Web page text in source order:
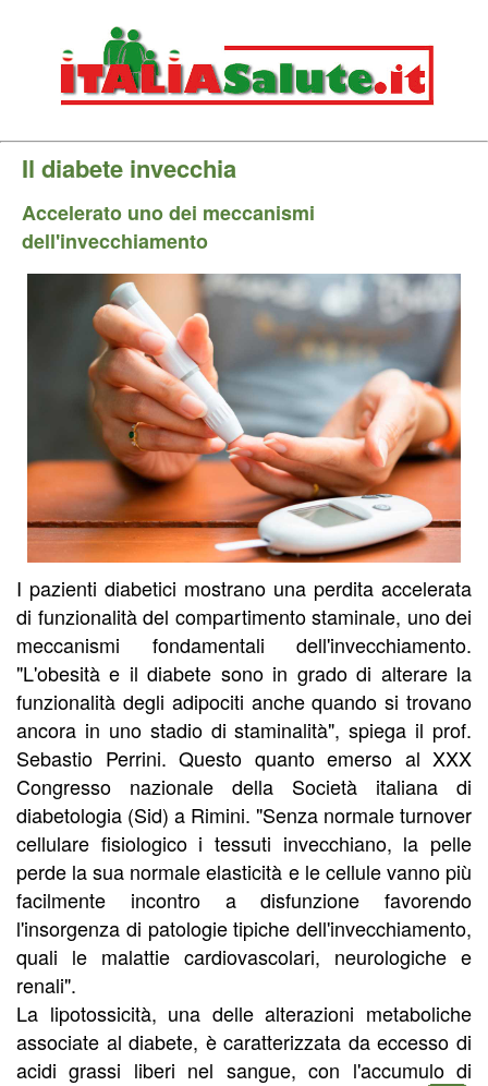
Il diabete invecchia
Accelerato uno dei meccanismi
dell'invecchiamento
I pazienti diabetici mostrano una perdita accelerata
di funzionalità del compartimento staminale, uno dei
meccanismi fondamentali dell'invecchiamento.
"L'obesità e il diabete sono in grado di alterare la
funzionalità degli adipociti anche quando si trovano
ancora in uno stadio di staminalità", spiega il prof.
Sebastio Perrini. Questo quanto emerso al XXX
Congresso nazionale della Società italiana di
diabetologia (Sid) a Rimini. "Senza normale turnover
cellulare fisiologico i tessuti invecchiano, la pelle
perde la sua normale elasticità e le cellule vanno più
facilmente incontro a disfunzione favorendo
l'insorgenza di patologie tipiche dell'invecchiamento,
quali le malattie cardiovascolari, neurologiche e
renali".
La lipotossicità, una delle alterazioni metaboliche
associate al diabete, è caratterizzata da eccesso di
acidi grassi liberi nel sangue, con l'accumulo di